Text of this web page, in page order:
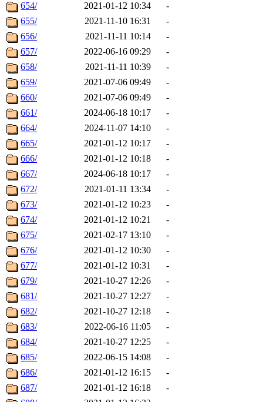
654/
2021-01-12 10:34
-
655/
2021-11-10 16:31
-
656/
2021-11-11 10:14
-
657/
2022-06-16 09:29
-
658/
2021-11-11 10:39
-
659/
2021-07-06 09:49
-
660/
2021-07-06 09:49
-
661/
2024-06-18 10:17
-
664/
2024-11-07 14:10
-
665/
2021-01-12 10:17
-
666/
2021-01-12 10:18
-
667/
2024-06-18 10:17
-
672/
2021-01-11 13:34
-
673/
2021-01-12 10:23
-
674/
2021-01-12 10:21
-
675/
2021-02-17 13:10
-
676/
2021-01-12 10:30
-
677/
2021-01-12 10:31
-
679/
2021-10-27 12:26
-
681/
2021-10-27 12:27
-
682/
2021-10-27 12:18
-
683/
2022-06-16 11:05
-
684/
2021-10-27 12:25
-
685/
2022-06-15 14:08
-
686/
2021-01-12 16:15
-
687/
2021-01-12 16:18
-